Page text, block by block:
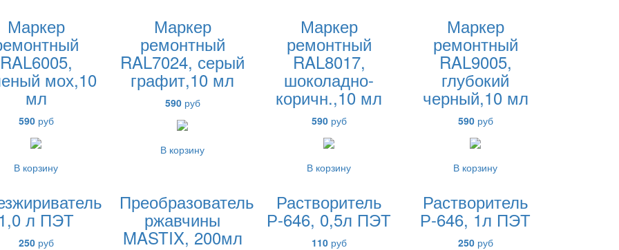
Маркер
RAL6005,
мох,10
мл
590руб
В корзину
Маркер
ремонтный
RAL7024, серый
графит,10 мл
590руб
В корзину
Маркер
ремонтный
RAL8017,
шоколадно-
коричн.,10 мл
590руб
В корзину
Маркер
ремонтный
RAL9005,
глубокий
черный,10 мл
590руб
В корзину
л ПЭТ
250руб
Преобразователь
ржавчины
MASTIX, 200мл
Растворитель
Р-646, 0,5л ПЭТ
110руб
Растворитель
Р-646, 1л ПЭТ
250руб